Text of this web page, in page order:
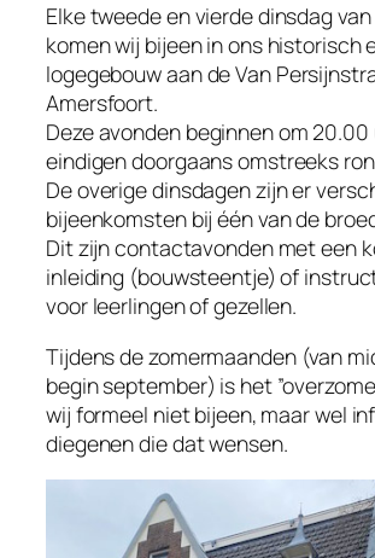
Elke tweede en vierde dinsdag
komen wij bijeen in ons historisch
logegebouw aan de Van
Amersfoort.
Deze avonden beginnen om 20.00
eindigen doorgaans omstreeks
De overige dinsdagen zijn er
bijeenkomsten bij één van de
Dit zijn contactavonden met een
inleiding (bouwsteentje) of
voor leerlingen of gezellen.
Tijdens de zomermaanden (van
begin september) is het
wij formeel niet bijeen, maar wel
diegenen die dat wensen.